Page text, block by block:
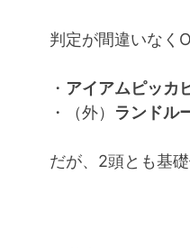
判定が間違いなく
・ アイアムピッカ
・（外） ランドル
だが、2頭とも基